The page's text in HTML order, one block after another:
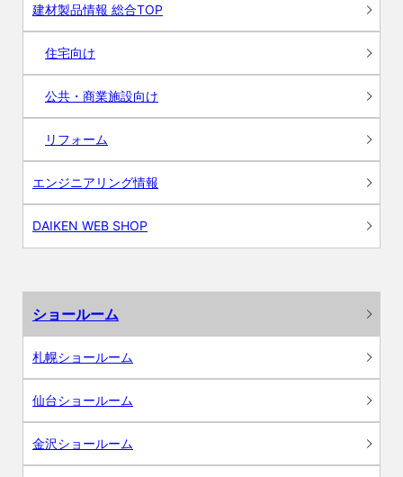
建材製品情報 総合TOP
住宅向け
公共・商業施設向け
リフォーム
エンジニアリング情報
DAIKEN WEB SHOP
ショールーム
札幌ショールーム
仙台ショールーム
金沢ショールーム